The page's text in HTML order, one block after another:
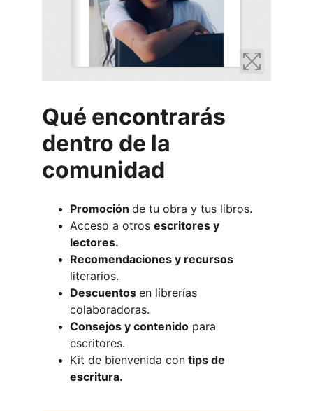
Qué encontrarás
dentro de la
comunidad
Promoción de tu obra y tus libros.
Acceso a otros escritores y
lectores.
Recomendaciones y recursos
literarios.
Descuentos en librerías
colaboradoras.
Consejos y contenido para
escritores.
Kit de bienvenida con tips de
escritura.